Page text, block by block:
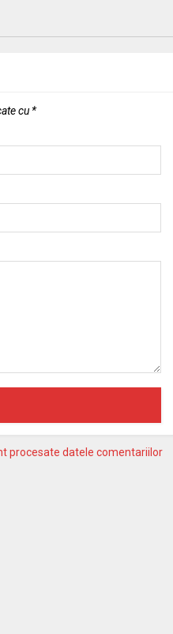
cu *
procesate datele comentariilor